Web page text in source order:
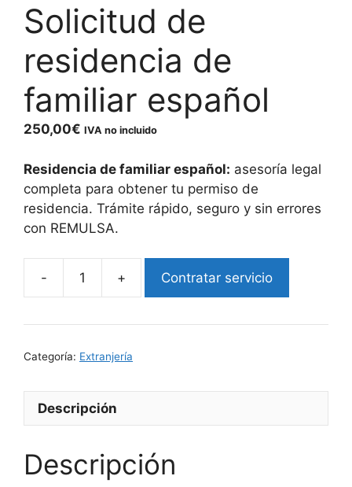
Solicitud de
residencia de
familiar español
250,00€ IVA no incluido
Residencia de familiar español: asesoría legal
completa para obtener tu permiso de
residencia. Trámite rápido, seguro y sin errores
con REMULSA.
Solicitud
residencia
Contratar servicio
Categoría: Extranjería
Descripción
Descripción